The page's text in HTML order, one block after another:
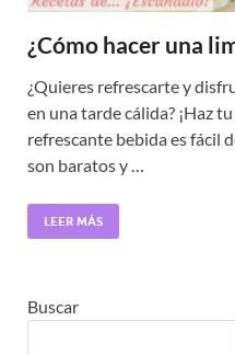
¿Cómo hacer una
¿Quieres refrescarte y
en una tarde cálida? ¡Haz
refrescante bebida es fácil
son baratos y …
LEER MÁS
Buscar